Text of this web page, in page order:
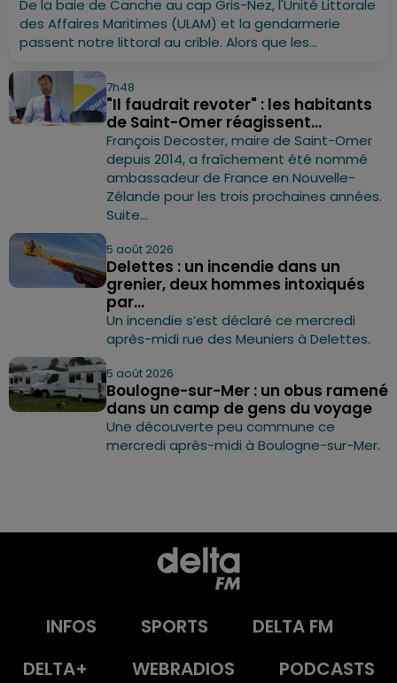
De la baie de Canche au cap Gris-Nez, l'Unité Littorale
des Affaires Maritimes (ULAM) et la gendarmerie
passent notre littoral au crible. Alors que les...
7h48
"Il faudrait revoter" : les habitants
de Saint-Omer réagissent...
François Decoster, maire de Saint-Omer
depuis 2014, a fraîchement été nommé
ambassadeur de France en Nouvelle-
Zélande pour les trois prochaines années.
Suite...
5 août 2026
Delettes : un incendie dans un
grenier, deux hommes intoxiqués
par...
Un incendie s’est déclaré ce mercredi
après-midi rue des Meuniers à Delettes.
5 août 2026
Boulogne-sur-Mer : un obus ramené
dans un camp de gens du voyage
Une découverte peu commune ce
mercredi après-midi à Boulogne-sur-Mer.
INFOS SPORTS
DELTA FM
DELTA+
WEBRADIOS
PODCASTS